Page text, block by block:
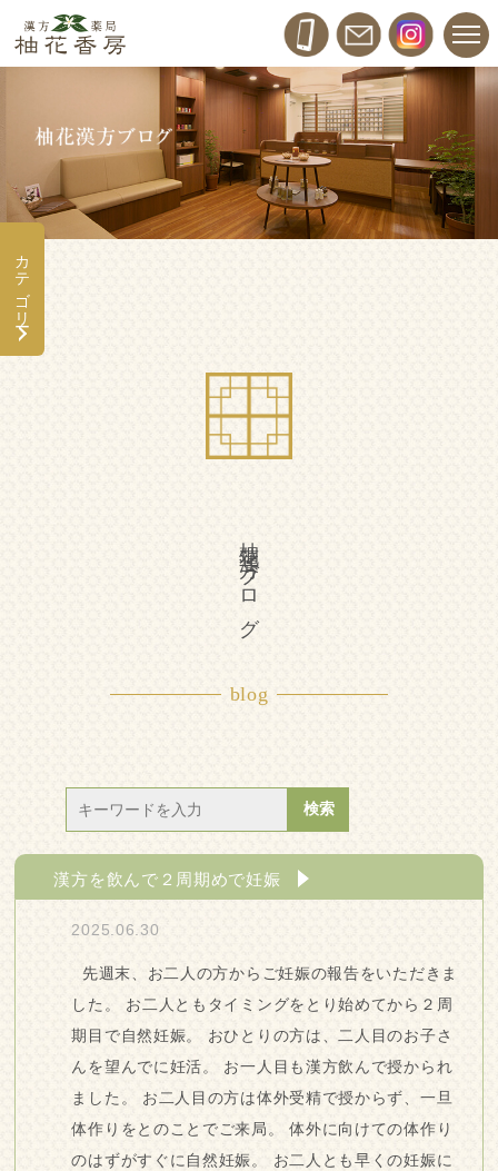
柚花漢方ブログ
blog
カテゴリー
漢方を飲んで２周期めで妊娠
2025.06.30
先週末、お二人の方からご妊娠の報告をいただきま
した。 お二人ともタイミングをとり始めてから２周
期目で自然妊娠。 おひとりの方は、二人目のお子さ
んを望んでに妊活。 お一人目も漢方飲んで授かられ
ました。 お二人目の方は体外受精で授からず、一旦
体作りをとのことでご来局。 体外に向けての体作り
のはずがすぐに自然妊娠。 お二人とも早くの妊娠に